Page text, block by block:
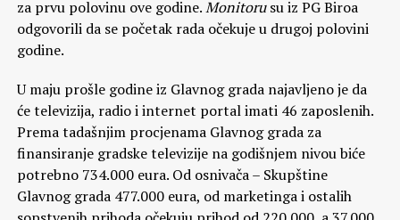
za prvu polovinu ove godine.Monitorusu iz PG Biroa
odgovorili da se početak rada očekuje u drugoj polovini
godine.
U maju prošle godine iz Glavnog grada najavljeno je da
će televizija, radio i internet portal imati 46 zaposlenih.
Prema tadašnjim procjenama Glavnog grada za
finansiranje gradske televizije na godišnjem nivou biće
potrebno 734.000 eura. Od osnivača – Skupštine
Glavnog grada 477.000 eura, od marketinga i ostalih